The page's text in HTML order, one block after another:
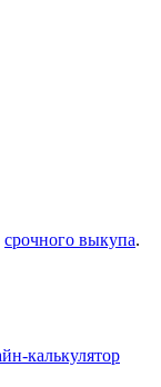
срочного выкупа.